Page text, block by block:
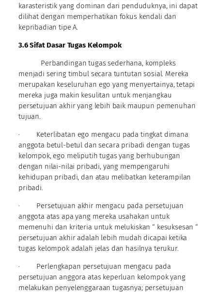
karasteristik yang dominan dari penduduknya, ini dapat
dilihat dengan memperhatikan fokus kendali dan
kepribadian tipe A.
3.6 Sifat Dasar Tugas Kelompok
Perbandingan tugas sederhana, kompleks
menjadi sering timbul secara tuntutan sosial. Mereka
merupakan keseluruhan ego yang menyertainya, tetapi
mereka juga makin kesulitan untuk menjangkau
persetujuan akhir yang lebih baik maupun pemenuhan
tujuan.
· Keterlibatan ego mengacu pada tingkat dimana
anggota betul-betul dan secara pribadi dengan tugas
kelompok, ego meliputih tugas yang berhubungan
dengan nilai-nilai pribadi, yang mempengaruhi
kehidupan pribadi, dan atau melibatkan keterampilan
pribadi.
· Persetujuan akhir mengacu pada persetujuan
anggota atas apa yang mereka usahakan untuk
memenuhi dan kriteria untuk melukiskan “ kesuksesan “
persetujuan akhir adalah lebih mudah dicapai ketika
tugas kelompok adalah jelas dan hasilnya terukur.
· Perlengkapan persetujuan mengacu pada
persetujuan anggora atas keperluan kelompok yang
melakukan penyelenggaraan tugasnya; persetujuan